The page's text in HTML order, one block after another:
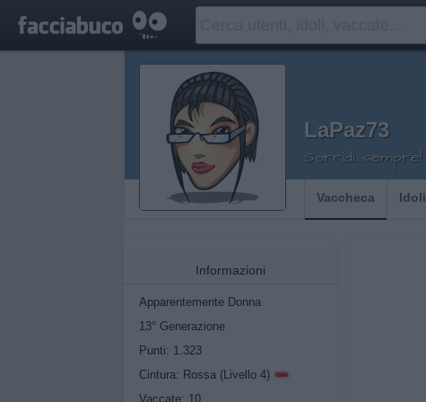
LaPaz73
Sorridi...sempre!
Vaccheca Idoli
Informazioni
Apparentemente Donna
13° Generazione
Punti: 1.323
Cintura: Rossa (Livello 4)
Vaccate: 10